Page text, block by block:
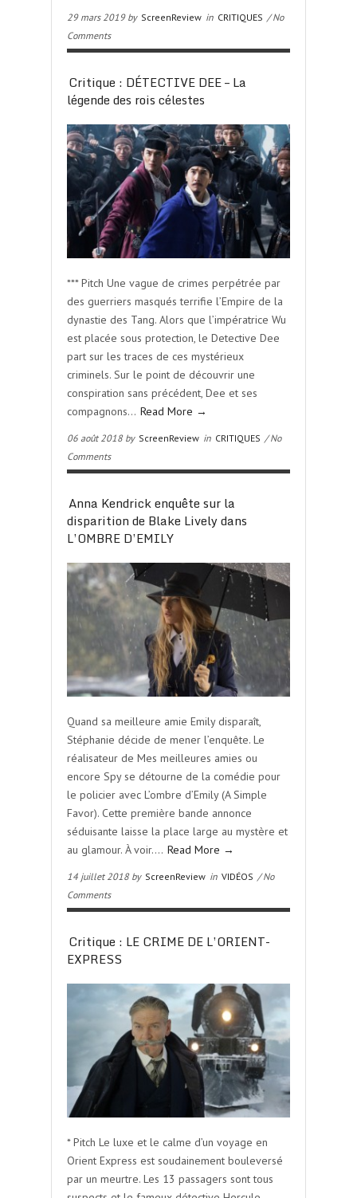
29 mars 2019 by ScreenReview in CRITIQUES / No
Comments
Critique : DÉTECTIVE DEE – La
légende des rois célestes
*** Pitch Une vague de crimes perpétrée par
des guerriers masqués terrifie l’Empire de la
dynastie des Tang. Alors que l’impératrice Wu
est placée sous protection, le Detective Dee
part sur les traces de ces mystérieux
criminels. Sur le point de découvrir une
conspiration sans précédent, Dee et ses
compagnons… Read More →
06 août 2018 by ScreenReview in CRITIQUES / No
Comments
Anna Kendrick enquête sur la
disparition de Blake Lively dans
L’OMBRE D’EMILY
Quand sa meilleure amie Emily disparaît,
Stéphanie décide de mener l’enquête. Le
réalisateur de Mes meilleures amies ou
encore Spy se détourne de la comédie pour
le policier avec L’ombre d’Emily (A Simple
Favor). Cette première bande annonce
séduisante laisse la place large au mystère et
au glamour. À voir…. Read More →
14 juillet 2018 by ScreenReview in VIDÉOS / No
Comments
Critique : LE CRIME DE L’ORIENT-
EXPRESS
* Pitch Le luxe et le calme d’un voyage en
Orient Express est soudainement bouleversé
par un meurtre. Les 13 passagers sont tous